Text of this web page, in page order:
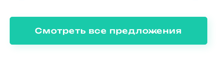
Смотреть все предложения